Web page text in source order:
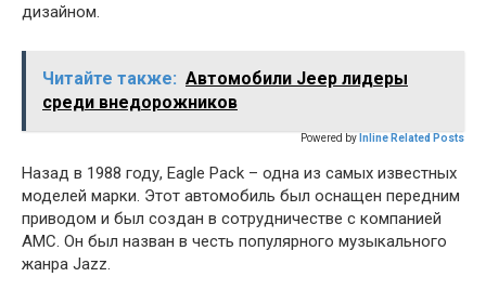
дизайном.
Читайте также: Автомобили Jeep лидеры
среди внедорожников
Powered by Inline Related Posts
Назад в 1988 году, Eagle Pack – одна из самых известных
моделей марки. Этот автомобиль был оснащен передним
приводом и был создан в сотрудничестве с компанией
AMC. Он был назван в честь популярного музыкального
жанра Jazz.